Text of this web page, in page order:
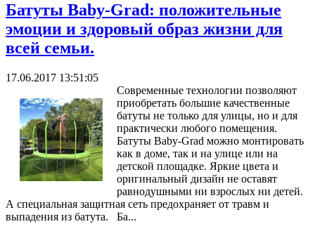
Батуты Baby-Grad: положительные
эмоции и здоровый образ жизни для
всей семьи.
17.06.2017 13:51:05
Современные технологии позволяют
приобретать большие качественные
батуты не только для улицы, но и для
практически любого помещения.
Батуты Baby-Grad можно монтировать
как в доме, так и на улице или на
детской площадке. Яркие цвета и
оригинальный дизайн не оставят
равнодушными ни взрослых ни детей.
А специальная защитная сеть предохраняет от травм и
выпадения из батута. Ба...